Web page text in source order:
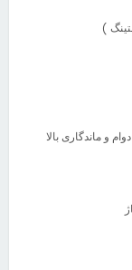
)
و ماندگاری بالا